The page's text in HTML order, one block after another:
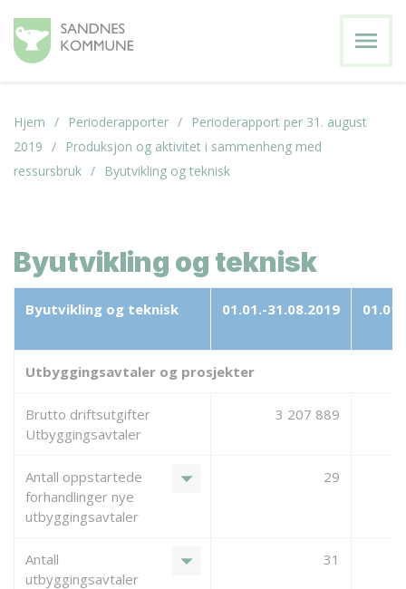
menu
Hjem Perioderapporter
Perioderapport per 31. august
2019
Produksjon og aktivitet i sammenheng med
ressursbruk
Byutvikling og teknisk
Byutvikling og teknisk
Byutvikling og teknisk 01.01.-31.08.2019
Utbyggingsavtaler og prosjekter
Brutto driftsutgifter
Utbyggingsavtaler
3 207 889
Antall oppstartede
forhandlinger nye
utbyggingsavtaler
arrow_drop_down 29
Antall
utbyggingsavtaler
arrow_drop_down 31